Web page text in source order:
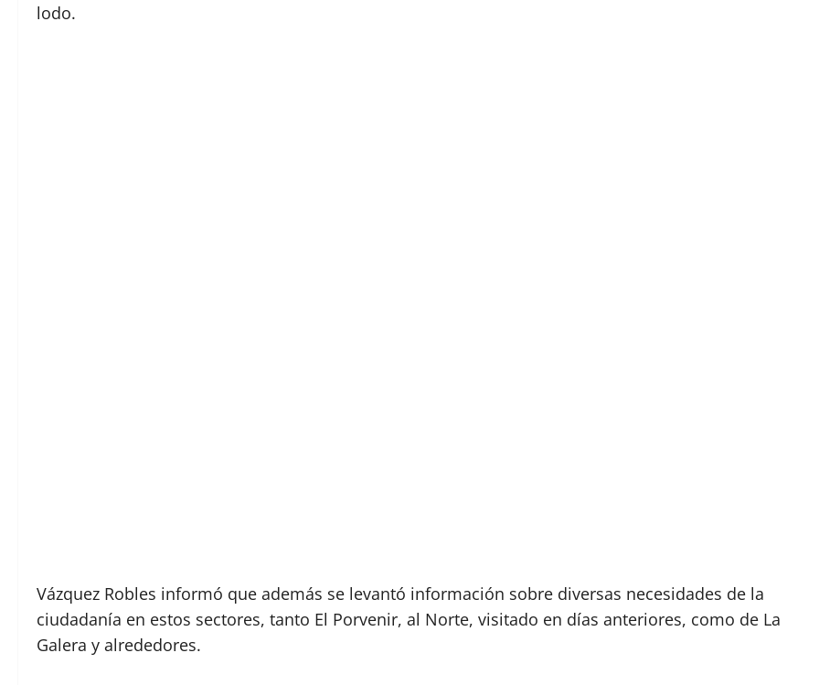
lodo.
Vázquez Robles informó que además se levantó información sobre diversas necesidades de la
ciudadanía en estos sectores, tanto El Porvenir, al Norte, visitado en días anteriores, como de La
Galera y alrededores.